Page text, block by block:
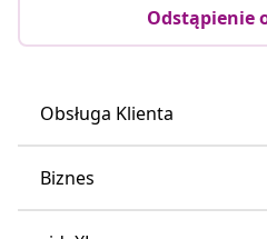
Odstąpienie
Obsługa Klienta
Biznes